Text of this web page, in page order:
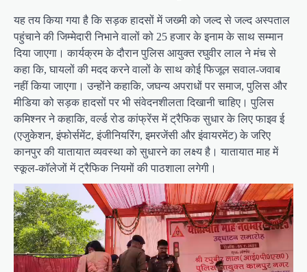
यह तय किया गया है कि सड़क हादसों में जख्मी को जल्द से जल्द अस्पताल
पहुंचाने की जिम्मेदारी निभाने वालों को 25 हजार के इनाम के साथ सम्मान
दिया जाएगा। कार्यक्रम के दौरान पुलिस आयुक्त रघुवीर लाल ने मंच से
कहा कि, घायलों की मदद करने वालों के साथ कोई फिजूल सवाल-जवाब
नहीं किया जाएगा। उन्होंने कहाकि, जघन्य अपराधों पर समाज, पुलिस और
मीडिया को सड़क हादसों पर भी संवेदनशीलता दिखानी चाहिए। पुलिस
कमिश्नर ने कहाकि, वर्ल्ड रोड कांफ्रेंस में ट्रैफिक सुधार के लिए फाइव ई
(एजुकेशन, इंफोर्समेंट, इंजीनियरिंग, इमरजेंसी और इंवायरमेंट) के जरिए
कानपुर की यातायात व्यवस्था को सुधारने का लक्ष्य है। यातायात माह में
स्कूल-कॉलेजों में ट्रैफिक नियमों की पाठशाला लगेगी।